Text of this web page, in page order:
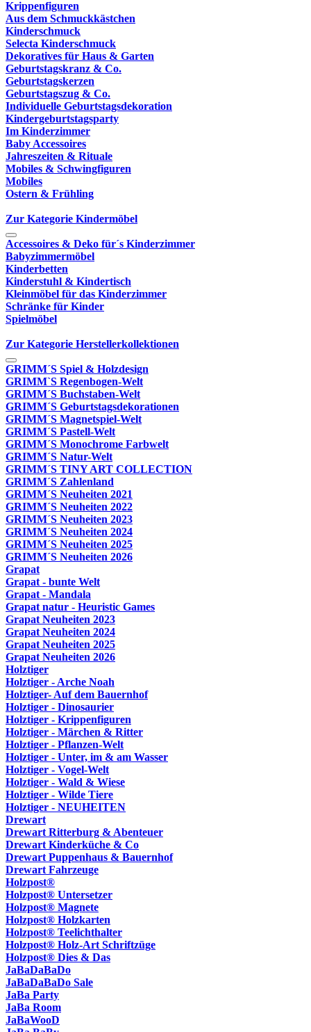
Krippenfiguren
Aus dem Schmuckkästchen
Kinderschmuck
Selecta Kinderschmuck
Dekoratives für Haus & Garten
Geburtstagskranz & Co.
Geburtstagskerzen
Geburtstagszug & Co.
Individuelle Geburtstagsdekoration
Kindergeburtstagsparty
Im Kinderzimmer
Baby Accessoires
Jahreszeiten & Rituale
Mobiles & Schwingfiguren
Mobiles
Ostern & Frühling
Zur Kategorie Kindermöbel
Accessoires & Deko für´s Kinderzimmer
Babyzimmermöbel
Kinderbetten
Kinderstuhl & Kindertisch
Kleinmöbel für das Kinderzimmer
Schränke für Kinder
Spielmöbel
Zur Kategorie Herstellerkollektionen
GRIMM´S Spiel & Holzdesign
GRIMM`S Regenbogen-Welt
GRIMM´S Buchstaben-Welt
GRIMM´S Geburtstagsdekorationen
GRIMM´S Magnetspiel-Welt
GRIMM´S Pastell-Welt
GRIMM´S Monochrome Farbwelt
GRIMM´S Natur-Welt
GRIMM´S TINY ART COLLECTION
GRIMM´S Zahlenland
GRIMM´S Neuheiten 2021
GRIMM´S Neuheiten 2022
GRIMM´S Neuheiten 2023
GRIMM´S Neuheiten 2024
GRIMM´S Neuheiten 2025
GRIMM´S Neuheiten 2026
Grapat
Grapat - bunte Welt
Grapat - Mandala
Grapat natur - Heuristic Games
Grapat Neuheiten 2023
Grapat Neuheiten 2024
Grapat Neuheiten 2025
Grapat Neuheiten 2026
Holztiger
Holztiger - Arche Noah
Holztiger- Auf dem Bauernhof
Holztiger - Dinosaurier
Holztiger - Krippenfiguren
Holztiger - Märchen & Ritter
Holztiger - Pflanzen-Welt
Holztiger - Unter, im & am Wasser
Holztiger - Vogel-Welt
Holztiger - Wald & Wiese
Holztiger - Wilde Tiere
Holztiger - NEUHEITEN
Drewart
Drewart Ritterburg & Abenteuer
Drewart Kinderküche & Co
Drewart Puppenhaus & Bauernhof
Drewart Fahrzeuge
Holzpost®
Holzpost® Untersetzer
Holzpost® Magnete
Holzpost® Holzkarten
Holzpost® Teelichthalter
Holzpost® Holz-Art Schriftzüge
Holzpost® Dies & Das
JaBaDaBaDo
JaBaDaBaDo Sale
JaBa Party
JaBa Room
JaBaWooD